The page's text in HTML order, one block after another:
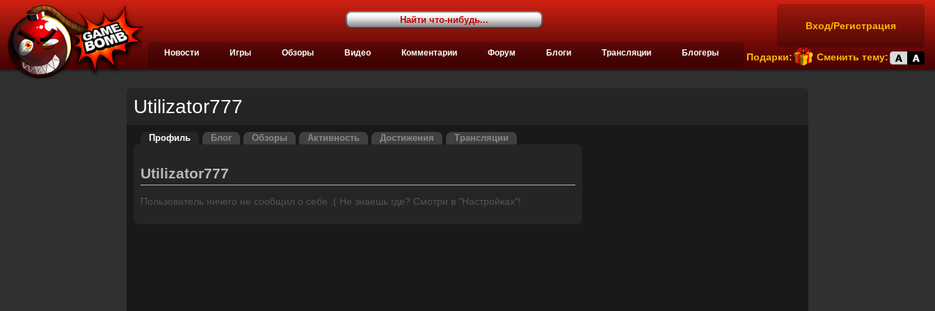
Вход/Регистрация
Подарки: Сменить тему:
Новости Игры Обзоры Видео Комментарии Форум Блоги Трансляции Блогеры
Utilizator777
Профиль Блог Обзоры Активность Достижения Трансляции
Utilizator777
Пользователь ничего не сообщил о себе :( Не знаешь где? Смотри в "Настройках"!